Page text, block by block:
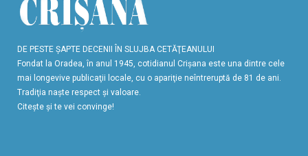
DE PESTE ŞAPTE DECENII ÎN SLUJBA CETĂŢEANULUI
Fondat la Oradea, în anul 1945, cotidianul Crişana este una dintre cele
mai longevive publicaţii locale, cu o apariţie neîntreruptă de 81 de ani.
Tradiţia naşte respect şi valoare.
Citeşte şi te vei convinge!